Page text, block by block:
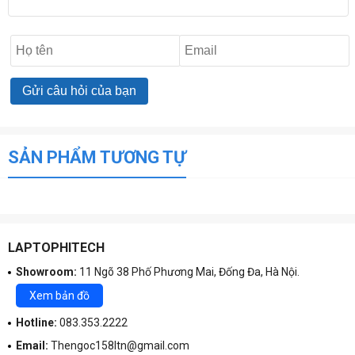
Dell Latitude 9510 có kích thước340 x 215 x 14 mm
SẢN PHẨM TƯƠNG TỰ
LAPTOPHITECH
Showroom: 11 Ngõ 38 Phố Phương Mai, Đống Đa, Hà Nội.
Xem bản đồ
Hotline: 083.353.2222
Email: Thengoc158ltn@gmail.com